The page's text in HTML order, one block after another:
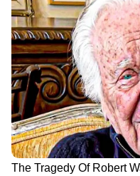
പാതിരാത്രി ഓട്ടോ
ഓടിക്കുന്ന യുവതി, ഭാര്യ
സ്വതന്ത്രയാകണം,
ഡ്രൈവിംഗ് പഠിപ്പിച്ചത്
ഭർത്താവ്,